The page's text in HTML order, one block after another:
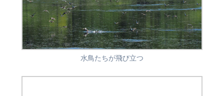
水鳥たちが飛び立つ